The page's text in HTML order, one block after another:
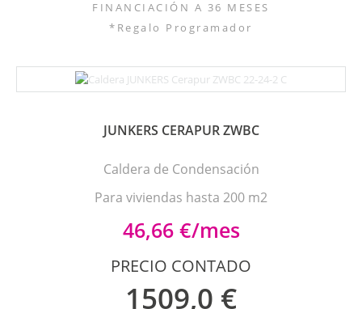
FINANCIACIÓN A 36 MESES
*Regalo Programador
JUNKERS CERAPUR ZWBC
Caldera de Condensación
Para viviendas hasta 200 m2
46,66 €/mes
PRECIO CONTADO
1509,0 €